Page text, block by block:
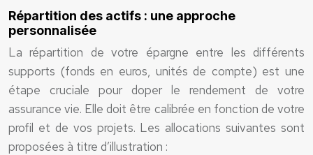
Répartition des actifs : une approche
personnalisée
La répartition de votre épargne entre les différents
supports (fonds en euros, unités de compte) est une
étape cruciale pour doper le rendement de votre
assurance vie. Elle doit être calibrée en fonction de votre
profil et de vos projets. Les allocations suivantes sont
proposées à titre d’illustration :